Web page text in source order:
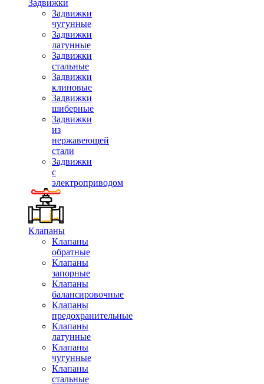
Задвижки
Задвижки
чугунные
Задвижки
латунные
Задвижки
стальные
Задвижки
клиновые
Задвижки
шиберные
Задвижки
из
нержавеющей
стали
Задвижки
с
электроприводом
Клапаны
Клапаны
обратные
Клапаны
запорные
Клапаны
балансировочные
Клапаны
предохранительные
Клапаны
латунные
Клапаны
чугунные
Клапаны
стальные